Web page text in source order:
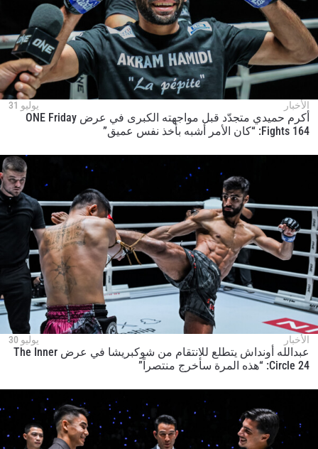
الأخبار يوليو 31
أكرم حميدي متجدّد قبل مواجهته الكبرى في عرض ONE Friday
Fights 164: “كان الأمر أشبه بأخذ نفس عميق”
الأخبار يوليو 30
عبدالله أونداش يتطلع للانتقام من شوكبريشا في عرض The Inner
Circle 24: “هذه المرة سأخرج منتصراً”